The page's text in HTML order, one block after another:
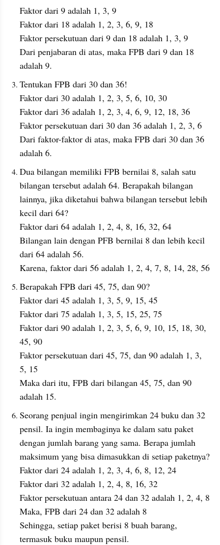
Faktor dari 9 adalah 1, 3, 9
Faktor dari 18 adalah 1, 2, 3, 6, 9, 18
Faktor persekutuan dari 9 dan 18 adalah 1, 3, 9
Dari penjabaran di atas, maka FPB dari 9 dan 18
adalah 9.
Tentukan FPB dari 30 dan 36!
Faktor dari 30 adalah 1, 2, 3, 5, 6, 10, 30
Faktor dari 36 adalah 1, 2, 3, 4, 6, 9, 12, 18, 36
Faktor persekutuan dari 30 dan 36 adalah 1, 2, 3, 6
Dari faktor-faktor di atas, maka FPB dari 30 dan 36
adalah 6.
Dua bilangan memiliki FPB bernilai 8, salah satu
bilangan tersebut adalah 64. Berapakah bilangan
lainnya, jika diketahui bahwa bilangan tersebut lebih
kecil dari 64?
Faktor dari 64 adalah 1, 2, 4, 8, 16, 32, 64
Bilangan lain dengan PFB bernilai 8 dan lebih kecil
dari 64 adalah 56.
Karena, faktor dari 56 adalah 1, 2, 4, 7, 8, 14, 28, 56
Berapakah FPB dari 45, 75, dan 90?
Faktor dari 45 adalah 1, 3, 5, 9, 15, 45
Faktor dari 75 adalah 1, 3, 5, 15, 25, 75
Faktor dari 90 adalah 1, 2, 3, 5, 6, 9, 10, 15, 18, 30,
45, 90
Faktor persekutuan dari 45, 75, dan 90 adalah 1, 3,
5, 15
Maka dari itu, FPB dari bilangan 45, 75, dan 90
adalah 15.
Seorang penjual ingin mengirimkan 24 buku dan 32
pensil. Ia ingin membaginya ke dalam satu paket
dengan jumlah barang yang sama. Berapa jumlah
maksimum yang bisa dimasukkan di setiap paketnya?
Faktor dari 24 adalah 1, 2, 3, 4, 6, 8, 12, 24
Faktor dari 32 adalah 1, 2, 4, 8, 16, 32
Faktor persekutuan antara 24 dan 32 adalah 1, 2, 4, 8
Maka, FPB dari 24 dan 32 adalah 8
Sehingga, setiap paket berisi 8 buah barang,
termasuk buku maupun pensil.